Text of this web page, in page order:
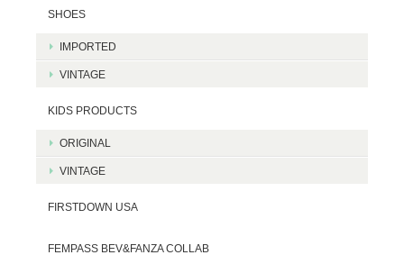
SHOES
IMPORTED
VINTAGE
KIDS PRODUCTS
ORIGINAL
VINTAGE
FIRSTDOWN USA
FEMPASS BEV&FANZA COLLAB